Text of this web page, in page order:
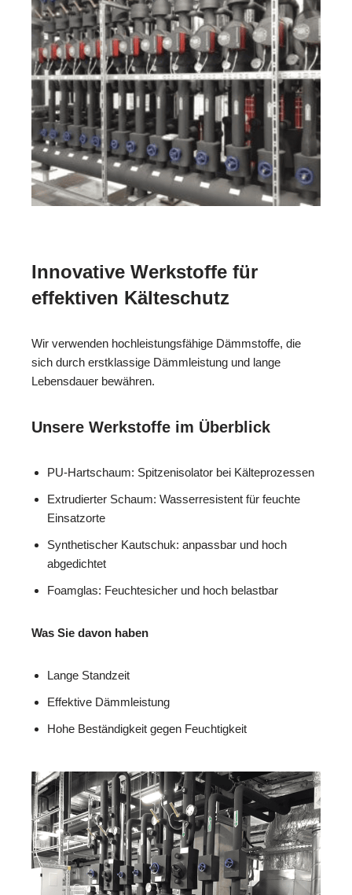
Innovative Werkstoffe für
effektiven Kälteschutz
Wir verwenden hochleistungsfähige Dämmstoffe, die
sich durch erstklassige Dämmleistung und lange
Lebensdauer bewähren.
Unsere Werkstoffe im Überblick
PU-Hartschaum: Spitzenisolator bei Kälteprozessen
Extrudierter Schaum: Wasserresistent für feuchte
Einsatzorte
Synthetischer Kautschuk: anpassbar und hoch
abgedichtet
Foamglas: Feuchtesicher und hoch belastbar
Was Sie davon haben
Lange Standzeit
Effektive Dämmleistung
Hohe Beständigkeit gegen Feuchtigkeit